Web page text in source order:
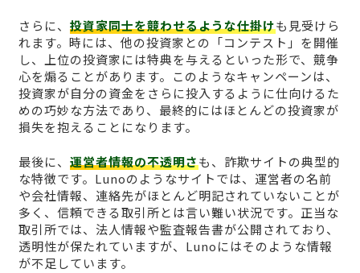
さらに、 投資家同士を競わせるような仕掛けも見受けら
れます。時には、他の投資家との「コンテスト」を開催
し、上位の投資家には特典を与えるといった形で、競争
心を煽ることがあります。このようなキャンペーンは、
投資家が自分の資金をさらに投入するように仕向けるた
めの巧妙な方法であり、最終的にはほとんどの投資家が
損失を抱えることになります。
最後に、 運営者情報の不透明さも、詐欺サイトの典型的
な特徴です。Lunoのようなサイトでは、運営者の名前
や会社情報、連絡先がほとんど明記されていないことが
多く、信頼できる取引所とは言い難い状況です。正当な
取引所では、法人情報や監査報告書が公開されており、
透明性が保たれていますが、Lunoにはそのような情報
が不足しています。